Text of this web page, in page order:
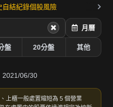
自結紀錄個股風險
月曆
盤 20分盤 其他
2021/06/30
上櫃一般處置縮短為 5 個營業